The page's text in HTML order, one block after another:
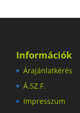
Információk
Árajánlatkérés
Á.SZ.F.
Impresszum